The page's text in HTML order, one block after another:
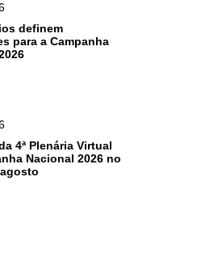
definem
para a Campanha
4ª Plenária Virtual
Nacional 2026 no